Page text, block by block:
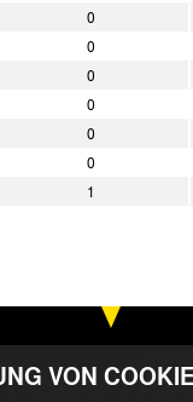
0
0
0
0
0
0
1
VON